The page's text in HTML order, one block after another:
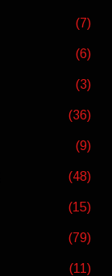
(7)
(6)
(3)
(36)
(9)
(48)
(15)
(79)
(11)